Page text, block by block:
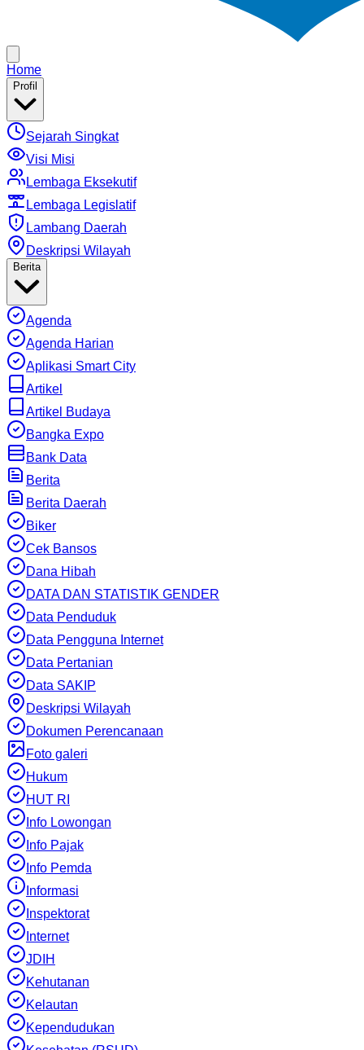
Home
Profil
Sejarah Singkat
Visi Misi
Lembaga Eksekutif
Lembaga Legislatif
Lambang Daerah
Deskripsi Wilayah
Berita
Agenda
Agenda Harian
Aplikasi Smart City
Artikel
Artikel Budaya
Bangka Expo
Bank Data
Berita
Berita Daerah
Biker
Cek Bansos
Dana Hibah
DATA DAN STATISTIK GENDER
Data Penduduk
Data Pengguna Internet
Data Pertanian
Data SAKIP
Deskripsi Wilayah
Dokumen Perencanaan
Foto galeri
Hukum
HUT RI
Info Lowongan
Info Pajak
Info Pemda
Informasi
Inspektorat
Internet
JDIH
Kehutanan
Kelautan
Kependudukan